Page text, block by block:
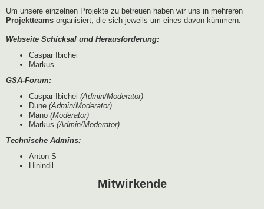
Um unsere einzelnen Projekte zu betreuen haben wir uns in mehreren
Projektteams organisiert, die sich jeweils um eines davon kümmern:
Webseite Schicksal und Herausforderung:
Caspar Ibichei
Markus
GSA-Forum:
Caspar Ibichei (Admin/Moderator)
Dune (Admin/Moderator)
Mano (Moderator)
Markus (Admin/Moderator)
Technische Admins:
Anton S
Hinindil
Mitwirkende